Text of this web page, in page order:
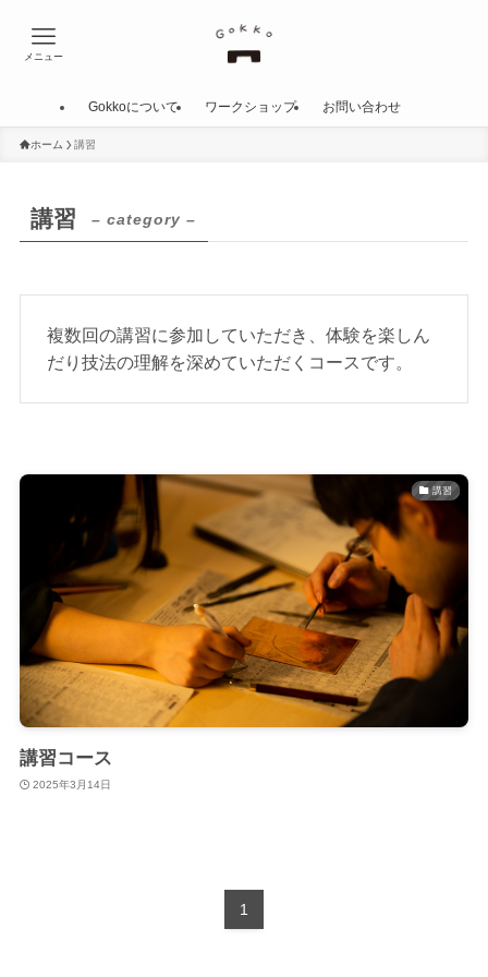
メニュー
Gokkoについて ワークショップ お問い合わせ
ホーム 講習
講習 – category –
複数回の講習に参加していただき、体験を楽しん
だり技法の理解を深めていただくコースです。
講習
講習コース
2025年3月14日
1